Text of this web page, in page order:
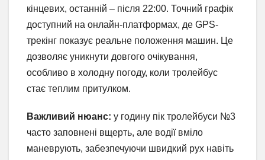
кінцевих, останній – після 22:00. Точний графік
доступний на онлайн-платформах, де GPS-
трекінг показує реальне положення машин. Це
дозволяє уникнути довгого очікування,
особливо в холодну погоду, коли тролейбус
стає теплим притулком.
Важливий нюанс: у годину пік тролейбуси №3
часто заповнені вщерть, але водії вміло
маневрують, забезпечуючи швидкий рух навіть